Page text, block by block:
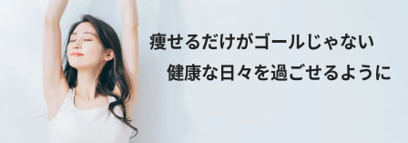
痩せるだけがゴールじゃない
健康な日々を過ごせるように